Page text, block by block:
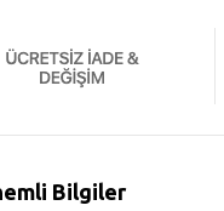
Bilgiler